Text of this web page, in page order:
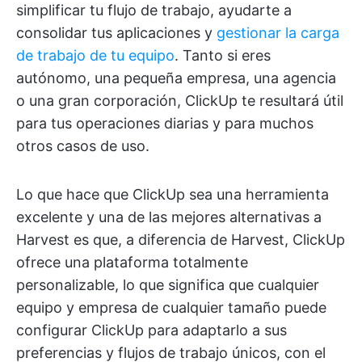
simplificar tu flujo de trabajo, ayudarte a
consolidar tus aplicaciones y gestionar la carga
de trabajo de tu equipo. Tanto si eres
autónomo, una pequeña empresa, una agencia
o una gran corporación, ClickUp te resultará útil
para tus operaciones diarias y para muchos
otros casos de uso.
Lo que hace que ClickUp sea una herramienta
excelente y una de las mejores alternativas a
Harvest es que, a diferencia de Harvest, ClickUp
ofrece una plataforma totalmente
personalizable, lo que significa que cualquier
equipo y empresa de cualquier tamaño puede
configurar ClickUp para adaptarlo a sus
preferencias y flujos de trabajo únicos, con el